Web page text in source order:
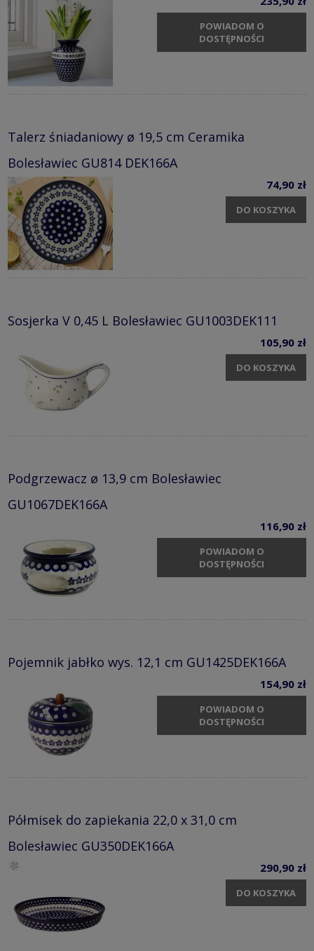
POWIADOM O
DOSTĘPNOŚCI
Talerz śniadaniowy ø 19,5 cm Ceramika
Bolesławiec GU814 DEK166A
74,90 zł
DO KOSZYKA
Sosjerka V 0,45 L Bolesławiec GU1003DEK111
105,90 zł
DO KOSZYKA
Podgrzewacz ø 13,9 cm Bolesławiec
GU1067DEK166A
116,90 zł
POWIADOM O
DOSTĘPNOŚCI
Pojemnik jabłko wys. 12,1 cm GU1425DEK166A
154,90 zł
POWIADOM O
DOSTĘPNOŚCI
Półmisek do zapiekania 22,0 x 31,0 cm
Bolesławiec GU350DEK166A
290,90 zł
DO KOSZYKA